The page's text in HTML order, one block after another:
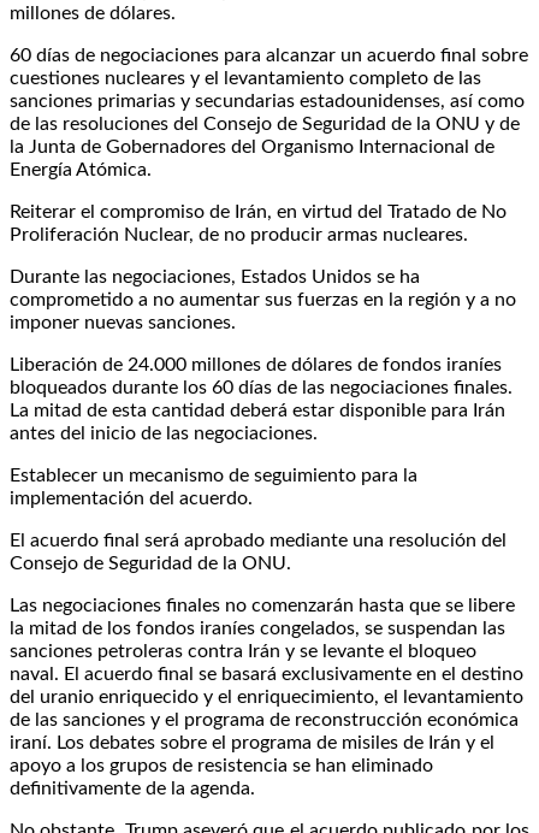
millones de dólares.
60 días de negociaciones para alcanzar un acuerdo final sobre
cuestiones nucleares y el levantamiento completo de las
sanciones primarias y secundarias estadounidenses, así como
de las resoluciones del Consejo de Seguridad de la ONU y de
la Junta de Gobernadores del Organismo Internacional de
Energía Atómica.
Reiterar el compromiso de Irán, en virtud del Tratado de No
Proliferación Nuclear, de no producir armas nucleares.
Durante las negociaciones, Estados Unidos se ha
comprometido a no aumentar sus fuerzas en la región y a no
imponer nuevas sanciones.
Liberación de 24.000 millones de dólares de fondos iraníes
bloqueados durante los 60 días de las negociaciones finales.
La mitad de esta cantidad deberá estar disponible para Irán
antes del inicio de las negociaciones.
Establecer un mecanismo de seguimiento para la
implementación del acuerdo.
El acuerdo final será aprobado mediante una resolución del
Consejo de Seguridad de la ONU.
Las negociaciones finales no comenzarán hasta que se libere
la mitad de los fondos iraníes congelados, se suspendan las
sanciones petroleras contra Irán y se levante el bloqueo
naval. El acuerdo final se basará exclusivamente en el destino
del uranio enriquecido y el enriquecimiento, el levantamiento
de las sanciones y el programa de reconstrucción económica
iraní. Los debates sobre el programa de misiles de Irán y el
apoyo a los grupos de resistencia se han eliminado
definitivamente de la agenda.